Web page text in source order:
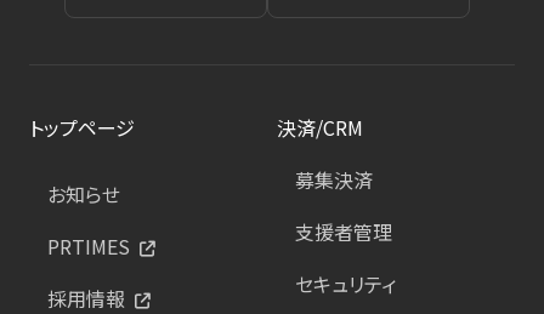
トップページ
お知らせ
PRTIMES
採用情報
決済/CRM
募集決済
支援者管理
セキュリティ